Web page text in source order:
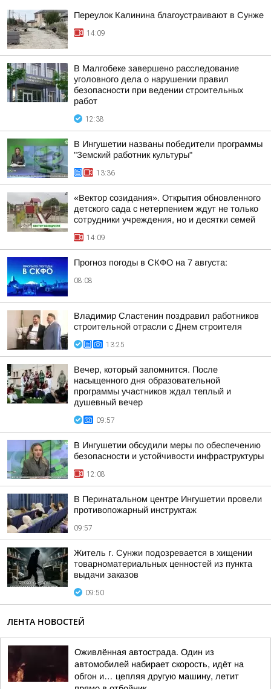
Переулок Калинина благоустраивают в Сунже
14:09
В Малгобеке завершено расследование
уголовного дела о нарушении правил
безопасности при ведении строительных
работ
12:38
В Ингушетии названы победители программы
"Земский работник культуры"
13:36
«Вектор созидания». Открытия обновленного
детского сада с нетерпением ждут не только
сотрудники учреждения, но и десятки семей
14:09
Прогноз погоды в СКФО на 7 августа:
08:08
Владимир Сластенин поздравил работников
строительной отрасли с Днем строителя
13:25
Вечер, который запомнится. После
насыщенного дня образовательной
программы участников ждал теплый и
душевный вечер
09:57
В Ингушетии обсудили меры по обеспечению
безопасности и устойчивости инфраструктуры
12:08
В Перинатальном центре Ингушетии провели
противопожарный инструктаж
09:57
Житель г. Сунжи подозревается в хищении
товарноматериальных ценностей из пункта
выдачи заказов
09:50
ЛЕНТА НОВОСТЕЙ
Оживлённая автострада. Один из
автомобилей набирает скорость, идёт на
обгон и… цепляя другую машину, летит